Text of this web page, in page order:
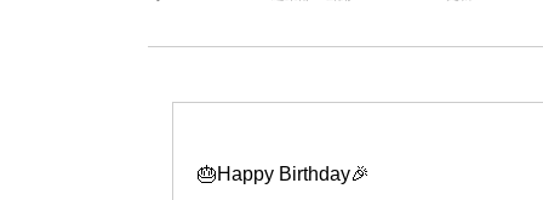
🎂Happy Birthday🎉